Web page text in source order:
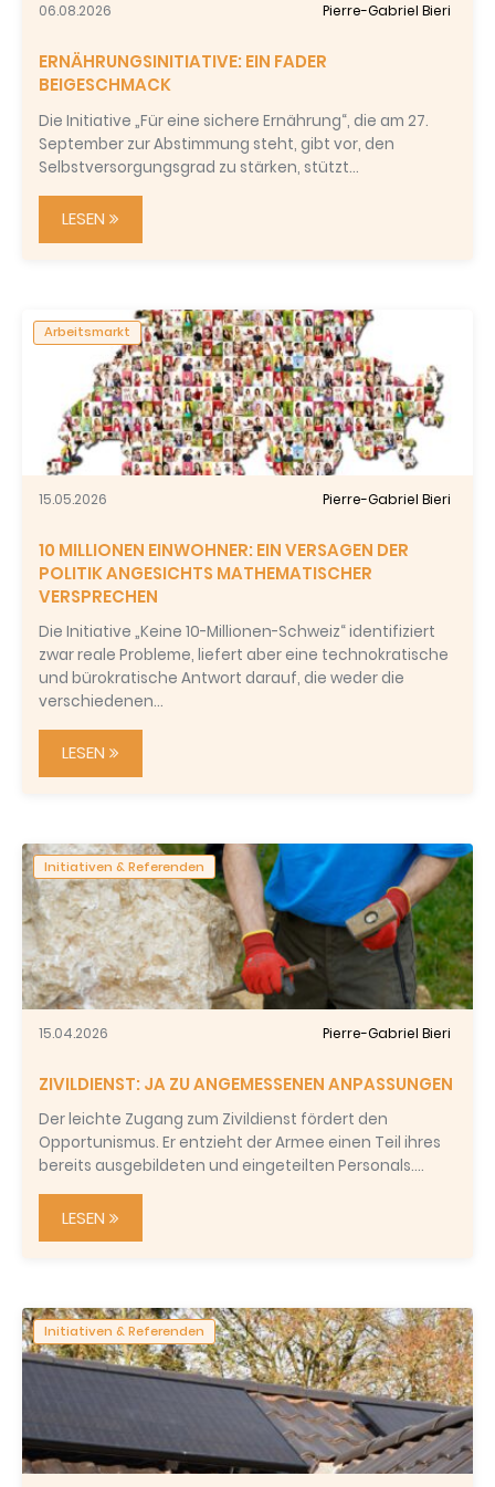
06.08.2026 Pierre-Gabriel Bieri
ERNÄHRUNGSINITIATIVE: EIN FADER
BEIGESCHMACK
Die Initiative „Für eine sichere Ernährung“, die am 27.
September zur Abstimmung steht, gibt vor, den
Selbstversorgungsgrad zu stärken, stützt…
LESEN
Arbeitsmarkt
15.05.2026 Pierre-Gabriel Bieri
10 MILLIONEN EINWOHNER: EIN VERSAGEN DER
POLITIK ANGESICHTS MATHEMATISCHER
VERSPRECHEN
Die Initiative „Keine 10-Millionen-Schweiz“ identifiziert
zwar reale Probleme, liefert aber eine technokratische
und bürokratische Antwort darauf, die weder die
verschiedenen…
LESEN
Initiativen & Referenden
15.04.2026 Pierre-Gabriel Bieri
ZIVILDIENST: JA ZU ANGEMESSENEN ANPASSUNGEN
Der leichte Zugang zum Zivildienst fördert den
Opportunismus. Er entzieht der Armee einen Teil ihres
bereits ausgebildeten und eingeteilten Personals.…
LESEN
Initiativen & Referenden